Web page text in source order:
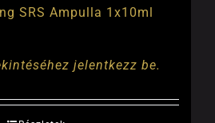
SRS Ampulla 1x10ml
jelentkezz be.